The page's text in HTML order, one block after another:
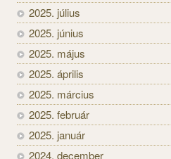
2025. július
2025. június
2025. május
2025. április
2025. március
2025. február
2025. január
2024. december